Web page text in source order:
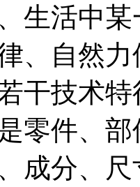
生活中
、自然
干技术
零件、
成分、